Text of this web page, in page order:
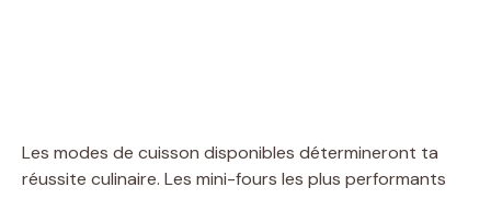
Les modes de cuisson disponibles détermineront ta
réussite culinaire. Les mini-fours les plus performants